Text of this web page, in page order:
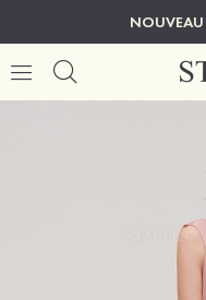
NOUVEAU